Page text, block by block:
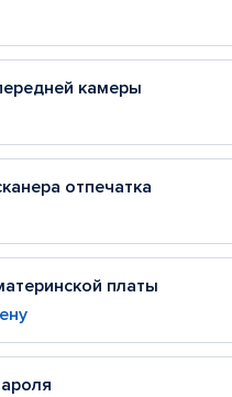
камеры
отпечатка
платы